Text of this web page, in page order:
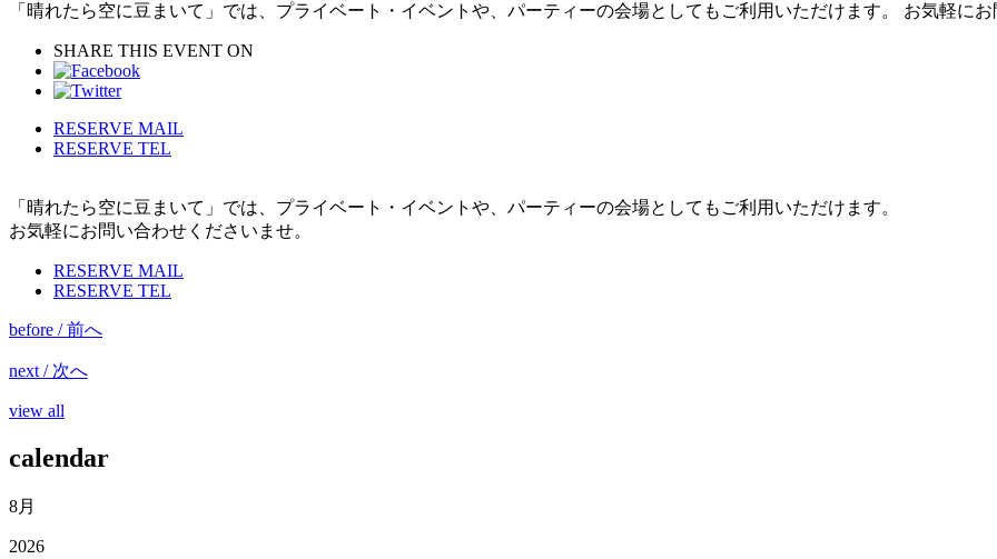
「晴れたら空に豆まいて」では、プライベート・イベントや、パーティーの会場としてもご利用いただけます。 お気軽にお
SHARE THIS EVENT ON
RESERVE MAIL
RESERVE TEL
「晴れたら空に豆まいて」では、プライベート・イベントや、パーティーの会場としてもご利用いただけます。
お気軽にお問い合わせくださいませ。
RESERVE MAIL
RESERVE TEL
before / 前へ
next / 次へ
view all
calendar
8月
2026